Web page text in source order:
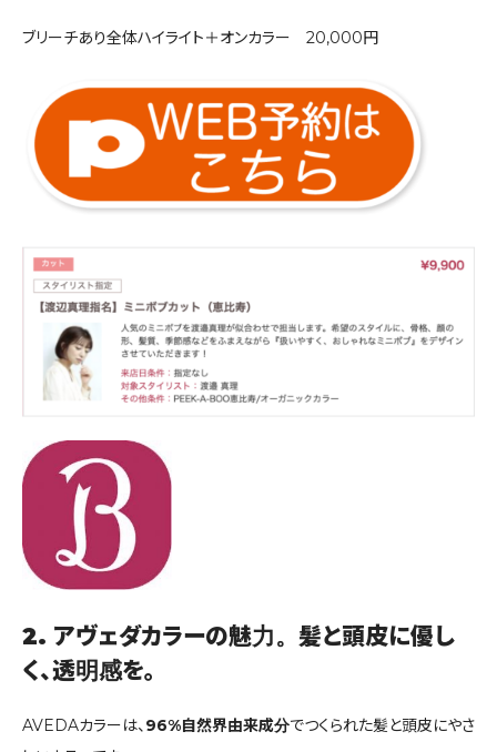
ブリーチあり全体ハイライト＋オンカラー 20,000円
2. アヴェダカラーの魅力。髪と頭皮に優し
く、透明感を。
AVEDAカラーは、 96%自然界由来成分でつくられた髪と頭皮にやさ